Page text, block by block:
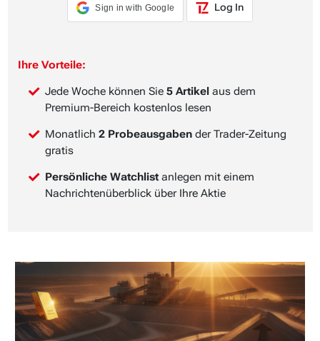
Sign in with Google Log In
Ihre Vorteile:
Jede Woche können Sie 5 Artikel aus dem
Premium-Bereich kostenlos lesen
Monatlich 2 Probeausgaben der Trader-Zeitung
gratis
Persönliche Watchlist anlegen mit einem
Nachrichtenüberblick über Ihre Aktie